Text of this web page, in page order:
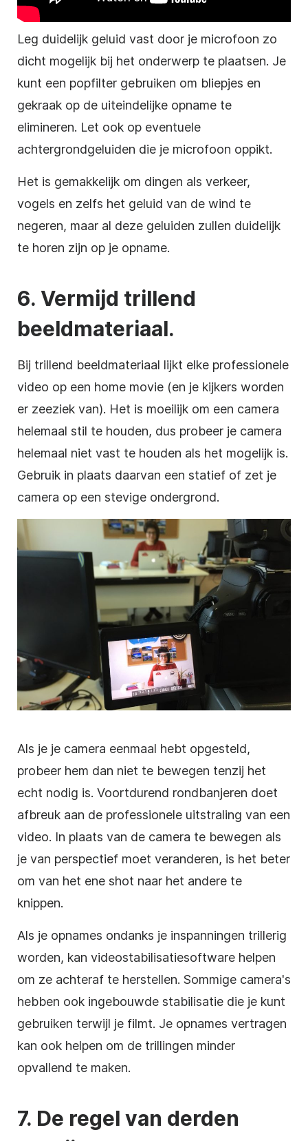
Leg duidelijk geluid vast door je microfoon zo
dicht mogelijk bij het onderwerp te plaatsen. Je
kunt een popfilter gebruiken om bliepjes en
gekraak op de uiteindelijke opname te
elimineren. Let ook op eventuele
achtergrondgeluiden die je microfoon oppikt.
Het is gemakkelijk om dingen als verkeer,
vogels en zelfs het geluid van de wind te
negeren, maar al deze geluiden zullen duidelijk
te horen zijn op je opname.
6. Vermijd trillend
beeldmateriaal.
Bij trillend beeldmateriaal lijkt elke professionele
video op een home movie (en je kijkers worden
er zeeziek van). Het is moeilijk om een camera
helemaal stil te houden, dus probeer je camera
helemaal niet vast te houden als het mogelijk is.
Gebruik in plaats daarvan een statief of zet je
camera op een stevige ondergrond.
Als je je camera eenmaal hebt opgesteld,
probeer hem dan niet te bewegen tenzij het
echt nodig is. Voortdurend rondbanjeren doet
afbreuk aan de professionele uitstraling van een
video. In plaats van de camera te bewegen als
je van perspectief moet veranderen, is het beter
om van het ene shot naar het andere te
knippen.
Als je opnames ondanks je inspanningen trillerig
worden, kan videostabilisatiesoftware helpen
om ze achteraf te herstellen. Sommige camera's
hebben ook ingebouwde stabilisatie die je kunt
gebruiken terwijl je filmt. Je opnames vertragen
kan ook helpen om de trillingen minder
opvallend te maken.
7. De regel van derden